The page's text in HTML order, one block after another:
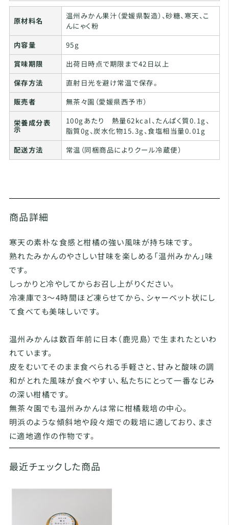
原材料名
温州みかん果汁（愛媛県製造）、砂糖、寒天、こ
んにゃく粉
内容量
95g
賞味期限
出荷日時点で期限まで42日以上
保存方法
直射日光を避け常温で保存。
販売者
無茶々園（愛媛県西予市）
栄養成分表
示
100gあたり 熱量62kcal、たんぱく質0.1g、
脂質0g、炭水化物15.3g、食塩相当量0.01g
配送方法
常温（同梱商品によりクール冷蔵便）
商品詳細
寒天の素朴な食感と柑橘の強い風味が持ち味です。
熟れたみかんのやさしい甘味を楽しめる「温州みかん」味
です。
しっかりと冷やしてからお召し上がりください。
冷凍庫で3～4時間ほど凍らせてから、シャーベット状にし
て食べても美味しいです。
温州みかんは数百年前に日本（鹿児島）で生まれたといわ
れています。
皮をむいてそのまま食べられる手軽さと、甘みと酸味の調
和がとれた風味が食べやすい、私たちにとって一番なじみ
の深い柑橘です。
無茶々園でも温州みかんは常に柑橘栽培の中心。
明浜のような傾斜地や段々畑での栽培に適しており、まさ
に適地適作の作物です。
最近チェックした商品